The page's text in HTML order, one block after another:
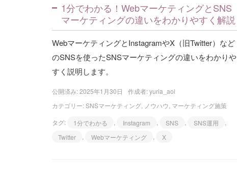
1分でわかる！WebマーケティングとSNS
マーケティングの違いをわかりやすく解説
WebマーケティングとInstagramやX（旧Twitter）など
のSNSを使ったSNSマーケティングの違いをわかりや
すく説明します。
公開済み: 2025年1月30日 作成者:yuria_aoi
カテゴリー:SNSマーケティング ノウハウ マーケティング施策
タグ:
1分でわかる Instagram SNS SNS運用
Twitter
Webマーケティング X